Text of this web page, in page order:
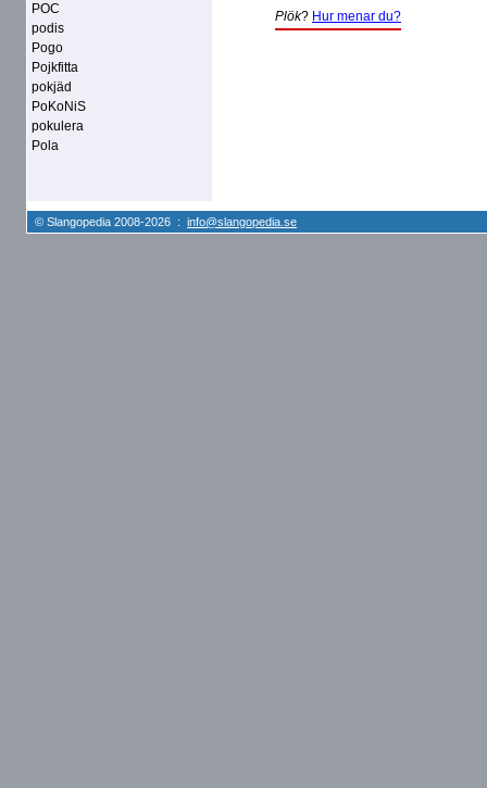
POC
podis
Pogo
Pojkfitta
pokjäd
PoKoNiS
pokulera
Pola
Plök? Hur menar du?
© Slangopedia 2008-2026 : info@slangopedia.se